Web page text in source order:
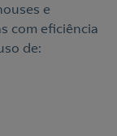
e
com eficiência
de: